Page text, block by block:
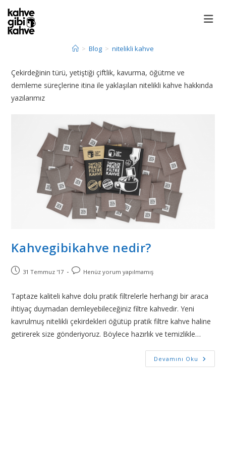
> Blog > nitelikli kahve
Çekirdeğinin türü, yetiştiği çiftlik, kavurma, öğütme ve
demleme süreçlerine itina ile yaklaşılan nitelikli kahve hakkında
yazılarımız
Kahvegibikahve nedir?
31 Temmuz '17 Henüz yorum yapılmamış
Taptaze kaliteli kahve dolu pratik filtrelerle herhangi bir araca
ihtiyaç duymadan demleyebileceğiniz filtre kahvedir. Yeni
kavrulmuş nitelikli çekirdekleri öğütüp pratik filtre kahve haline
getirerek size gönderiyoruz. Böylece hazırlık ve temizlikle…
Devamını Oku